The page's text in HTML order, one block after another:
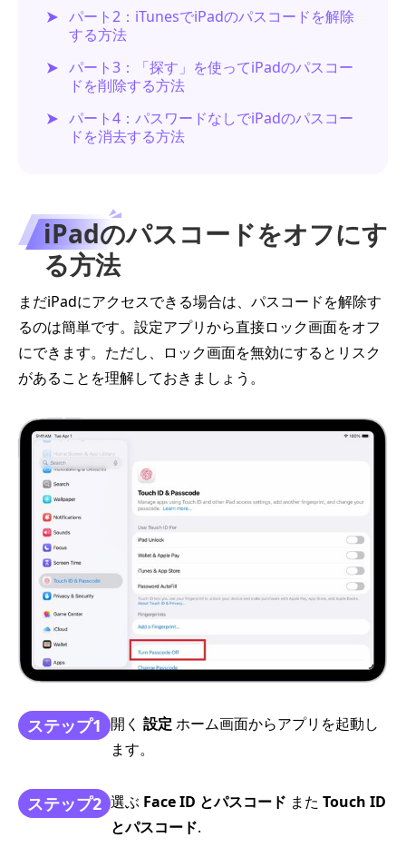
パート2：iTunesでiPadのパスコードを解除
する方法
パート3：「探す」を使ってiPadのパスコー
ドを削除する方法
パート4：パスワードなしでiPadのパスコー
ドを消去する方法
iPadのパスコードをオフにす
る方法
まだiPadにアクセスできる場合は、パスコードを解除す
るのは簡単です。設定アプリから直接ロック画面をオフ
にできます。ただし、ロック画面を無効にするとリスク
があることを理解しておきましょう。
ステップ1 開く 設定 ホーム画面からアプリを起動し
ます。
ステップ2 選ぶ Face ID とパスコード また Touch ID
とパスコード.